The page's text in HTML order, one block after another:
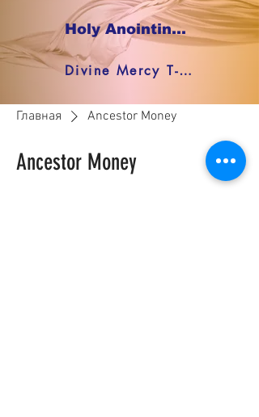
Holy Anointing Oil SHOP NOW !
Divine Mercy T-shirt
Главная Ancestor Money
Ancestor Money